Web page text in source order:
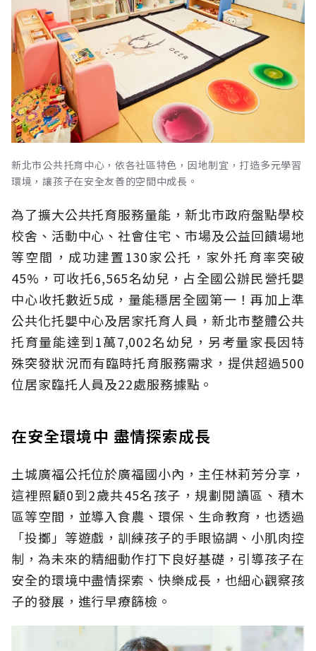
新北市公共托育中心，依各社區特色，因地制宜，打造多元學習
環境，讓孩子在安全友善的空間中成長。
為了擴大公共托育服務量能，新北市政府盤點學校
校舍、活動中心、社會住宅、市場及公益回饋場地
等空間，成功建置130家公托，家外托育率突破
45%，可收托6,565名幼兒，占全國公辦民營托嬰
中心收托數近5成，量能穩居全國第一！再加上準
公共化托嬰中心及居家托育人員，新北市整體公共
托育量能達到1萬7,002名幼兒，另考量家長因特
殊突發狀況而有臨時托育服務需求，提供超過500
位居家臨托人員及22處服務據點。
在安全環境中 盡情探索成長
土城廣福公托位於廣福國小內，主任林莉芳分享，
這裡照顧0到2歲共45名孩子，規劃閱讀區、積木
區等空間，並導入食農、環保、生命教育，也透過
「投擲」等遊戲，訓練孩子的手眼協調、小肌肉控
制，為未來的精細動作打下良好基礎，引導孩子在
安全的環境中盡情探索、快樂成長，也細心觀察孩
子的發展，進行早療篩檢。